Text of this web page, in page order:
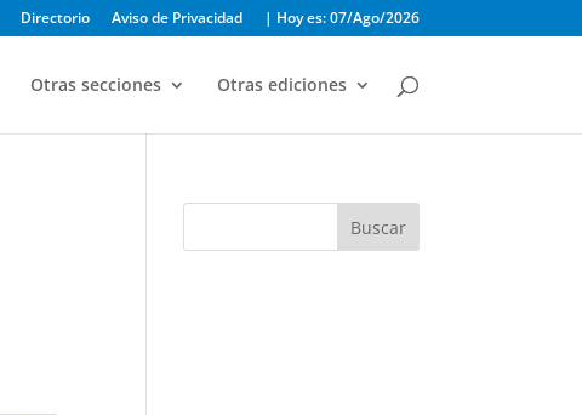
Directorio Aviso de Privacidad | Hoy es: 07/Ago/2026
Otras secciones Otras ediciones
Buscar